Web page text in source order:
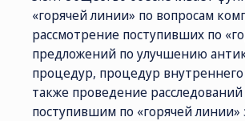
«горячей линии» по вопросам
рассмотрение поступивших по
предложений по улучшению
процедур, процедур
также проведение
поступившим по «горячей линии»